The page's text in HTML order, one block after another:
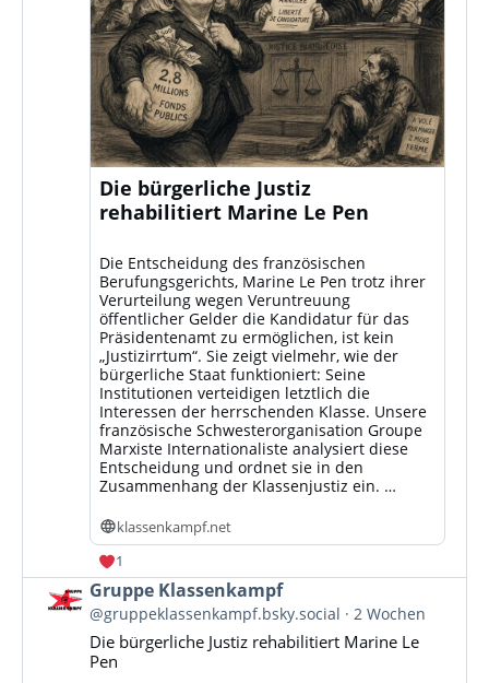
Die bürgerliche Justiz
rehabilitiert Marine Le Pen
Die Entscheidung des französischen
Berufungsgerichts, Marine Le Pen trotz ihrer
Verurteilung wegen Veruntreuung
öffentlicher Gelder die Kandidatur für das
Präsidentenamt zu ermöglichen, ist kein
„Justizirrtum“. Sie zeigt vielmehr, wie der
bürgerliche Staat funktioniert: Seine
Institutionen verteidigen letztlich die
Interessen der herrschenden Klasse. Unsere
französische Schwesterorganisation Groupe
Marxiste Internationaliste analysiert diese
Entscheidung und ordnet sie in den
Zusammenhang der Klassenjustiz ein. …
klassenkampf.net
1
Beitrag
von
Gruppe
Klassenkampf
Gruppe Klassenkampf
@gruppeklassenkampf.bsky.social 2 Wochen
Die bürgerliche Justiz rehabilitiert Marine Le
Pen